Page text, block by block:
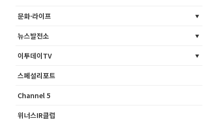
문화·라이프
뉴스발전소
이투데이TV
스페셜리포트
Channel 5
위너스IR클럽